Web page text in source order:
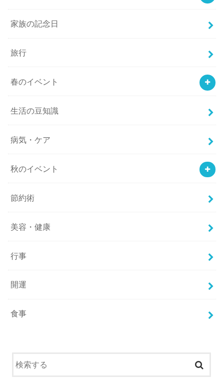
家族の記念日
旅行
春のイベント
生活の豆知識
病気・ケア
秋のイベント
節約術
美容・健康
行事
開運
食事